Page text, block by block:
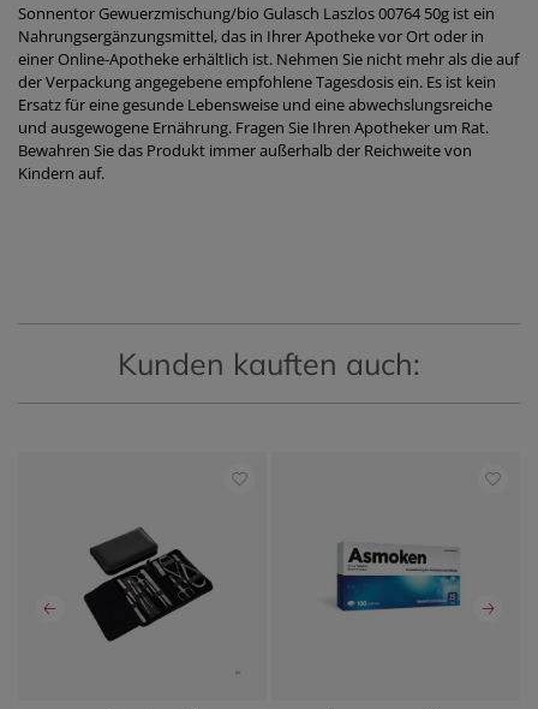
Sonnentor Gewuerzmischung/bio Gulasch Laszlos 00764 50g ist ein
Nahrungsergänzungsmittel, das in Ihrer Apotheke vor Ort oder in
einer Online-Apotheke erhältlich ist. Nehmen Sie nicht mehr als die auf
der Verpackung angegebene empfohlene Tagesdosis ein. Es ist kein
Ersatz für eine gesunde Lebensweise und eine abwechslungsreiche
und ausgewogene Ernährung. Fragen Sie Ihren Apotheker um Rat.
Bewahren Sie das Produkt immer außerhalb der Reichweite von
Kindern auf.
Kunden kauften auch: